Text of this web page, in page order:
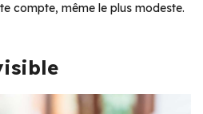
compte, même le plus modeste.